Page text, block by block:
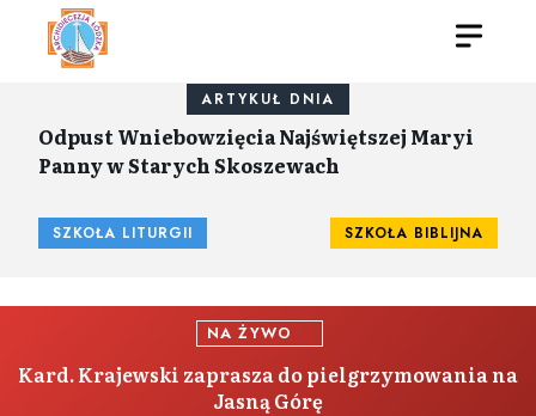
ARTYKUŁ DNIA
Odpust Wniebowzięcia Najświętszej Maryi
Panny w Starych Skoszewach
SZKOŁA LITURGII SZKOŁA BIBLIJNA
NA ŻYWO
Kard. Krajewski zaprasza do pielgrzymowania na
Jasną Górę